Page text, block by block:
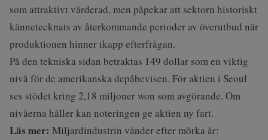
som attraktivt värderad, men påpekar att sektorn historiskt
kännetecknats av återkommande perioder av överutbud när
produktionen hinner ikapp efterfrågan.
På den tekniska sidan betraktas 149 dollar som en viktig
nivå för de amerikanska depåbevisen. För aktien i Seoul
ses stödet kring 2,18 miljoner won som avgörande. Om
nivåerna håller kan noteringen ge aktien ny fart.
Läs mer: Miljardindustrin vänder efter mörka år: